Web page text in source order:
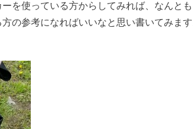
を使っている方からしてみれば、なんと
の参考になればいいなと思い書いてみま